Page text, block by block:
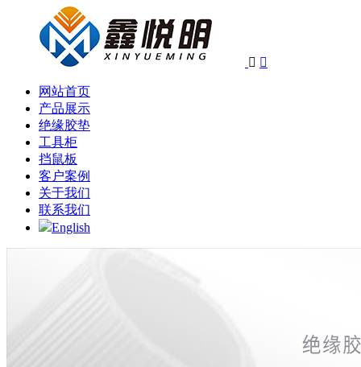
 
网站首页
产品展示
绝缘胶垫
工具柜
挡鼠板
客户案例
关于我们
联系我们
English